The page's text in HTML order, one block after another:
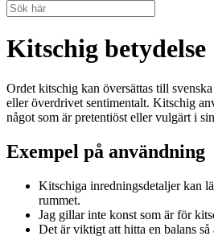
Kitschig betydelse
Ordet kitschig kan översättas till
eller överdrivet sentimentalt. Kitschig
något som är pretentiöst eller vulgärt i
Exempel på användning
Kitschiga inredningsdetaljer kan
rummet.
Jag gillar inte konst som är för
Det är viktigt att hitta en balans